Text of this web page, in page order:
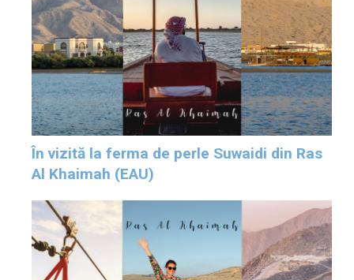
În vizită la ferma de perle Suwaidi din Ras
Al Khaimah (EAU)